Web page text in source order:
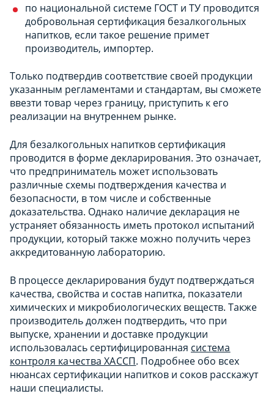
по национальной системе ГОСТ и ТУ проводится
добровольная сертификация безалкогольных
напитков, если такое решение примет
производитель, импортер.
Только подтвердив соответствие своей продукции
указанным регламентами и стандартам, вы сможете
ввезти товар через границу, приступить к его
реализации на внутреннем рынке.
Для безалкогольных напитков сертификация
проводится в форме декларирования. Это означает,
что предприниматель может использовать
различные схемы подтверждения качества и
безопасности, в том числе и собственные
доказательства. Однако наличие декларация не
устраняет обязанность иметь протокол испытаний
продукции, который также можно получить через
аккредитованную лабораторию.
В процессе декларирования будут подтверждаться
качества, свойства и состав напитка, показатели
химических и микробиологических веществ. Также
производитель должен подтвердить, что при
выпуске, хранении и доставке продукции
использовалась сертифицированная система
контроля качества ХАССП. Подробнее обо всех
нюансах сертификации напитков и соков расскажут
наши специалисты.